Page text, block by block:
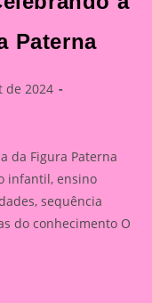
Paterna
de 2024
da Figura Paterna
infantil, ensino
sequência
do conhecimento O